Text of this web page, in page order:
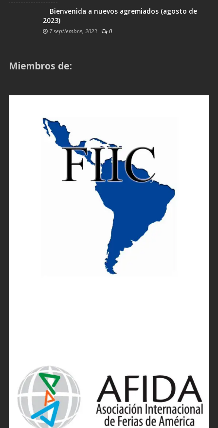
Bienvenida a nuevos agremiados (agosto de
2023)
7 septiembre, 2023 - 0
Miembros de: